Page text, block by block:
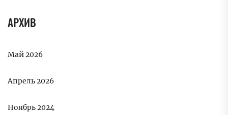
АРХИВ
Май 2026
Апрель 2026
Ноябрь 2024